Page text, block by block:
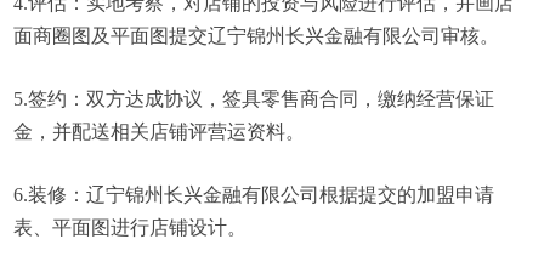
面商圈图及平面图提交辽宁锦州长兴金融有限公司审核。
5.签约：双方达成协议，签具零售商合同，缴纳经营保证
金，并配送相关店铺评营运资料。
6.装修：辽宁锦州长兴金融有限公司根据提交的加盟申请
表、平面图进行店铺设计。